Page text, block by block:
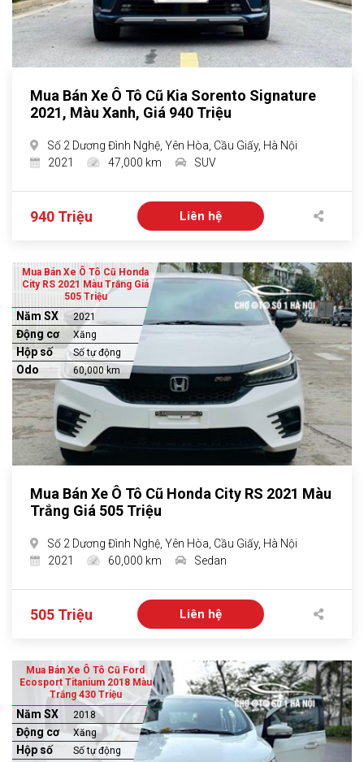
Mua Bán Xe Ô Tô Cũ Kia Sorento Signature
2021, Màu Xanh, Giá 940 Triệu
Số 2 Dương Đình Nghệ, Yên Hòa, Cầu Giấy, Hà Nội
2021
47,000 km SUV
940 Triệu Liên hệ
Mua Bán Xe Ô Tô Cũ Honda
City RS 2021 Màu Trắng Giá
505 Triệu
Năm SX 2021
Động cơ Xăng
Hộp số Số tự động
Odo 60,000 km
Mua Bán Xe Ô Tô Cũ Honda City RS 2021 Màu
Trắng Giá 505 Triệu
Số 2 Dương Đình Nghệ, Yên Hòa, Cầu Giấy, Hà Nội
2021
60,000 km Sedan
505 Triệu Liên hệ
Mua Bán Xe Ô Tô Cũ Ford
Ecosport Titanium 2018 Màu
Trắng 430 Triệu
Năm SX 2018
Động cơ Xăng
Hộp số Số tự động